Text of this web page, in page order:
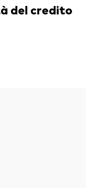
del credito